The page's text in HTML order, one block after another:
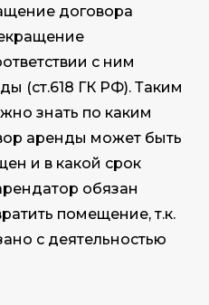
договора
с ним
(ст.618 ГК РФ). Таким
знать по каким
аренды может быть
и в какой срок
обязан
помещение, т.к.
с деятельностью